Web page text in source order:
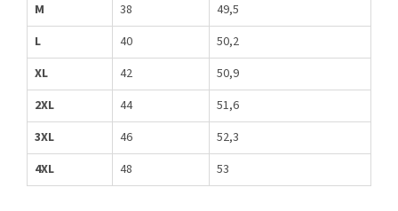
M
38
49,5
L
40
50,2
XL
42
50,9
2XL
44
51,6
3XL
46
52,3
4XL
48 53